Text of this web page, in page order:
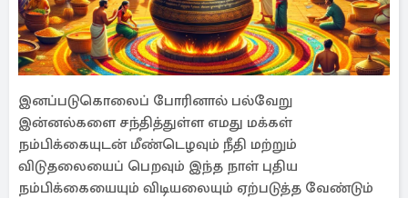
இனப்படுகொலைப் போரினால் பல்வேறு
இன்னல்களை சந்தித்துள்ள எமது மக்கள்
நம்பிக்கையுடன் மீண்டெழவும் நீதி மற்றும்
விடுதலையைப் பெறவும் இந்த நாள் புதிய
நம்பிக்கையையும் விடியலையும் ஏற்படுத்த வேண்டும்